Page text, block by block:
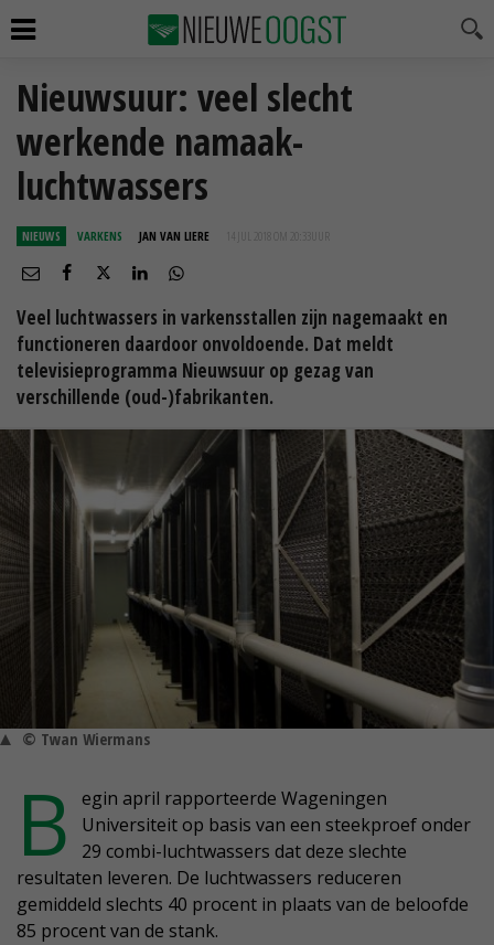
Nieuwsuur: veel slecht
werkende namaak-
luchtwassers
NIEUWS VARKENS JAN VAN LIERE 14 JUL 2018 OM 20:33
Veel luchtwassers in varkensstallen zijn nagemaakt en
functioneren daardoor onvoldoende. Dat meldt
televisieprogramma Nieuwsuur op gezag van
verschillende (oud-)fabrikanten.
© Twan Wiermans
B
egin april rapporteerde Wageningen
Universiteit op basis van een steekproef onder
29 combi-luchtwassers dat deze slechte
resultaten leveren. De luchtwassers reduceren
gemiddeld slechts 40 procent in plaats van de beloofde
85 procent van de stank.